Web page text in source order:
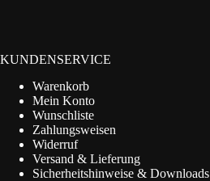
KUNDENSERVICE
Warenkorb
Mein Konto
Wunschliste
Zahlungsweisen
Widerruf
Versand & Lieferung
Sicherheitshinweise & Downloads